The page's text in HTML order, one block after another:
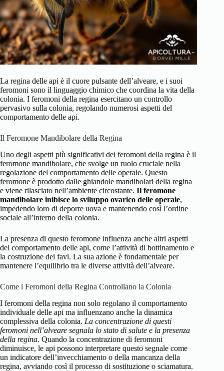
La regina delle api è il cuore pulsante dell’alveare, e i suoi
feromoni sono il linguaggio chimico che coordina la vita della
colonia. I feromoni della regina esercitano un controllo
pervasivo sulla colonia, regolando numerosi aspetti del
comportamento delle api.
Il Feromone Mandibolare della Regina
Uno degli aspetti più significativi dei feromoni della regina è il
feromone mandibolare, che svolge un ruolo cruciale nella
regolazione del comportamento delle operaie. Questo
feromone è prodotto dalle ghiandole mandibolari della regina
e viene rilasciato nell’ambiente circostante. Il feromone
mandibolare inibisce lo sviluppo ovarico delle operaie,
impedendo loro di deporre uova e mantenendo così l’ordine
sociale all’interno della colonia.
La presenza di questo feromone influenza anche altri aspetti
del comportamento delle api, come l’attività di bottinamento e
la costruzione dei favi. La sua azione è fondamentale per
mantenere l’equilibrio tra le diverse attività dell’alveare.
Come i Feromoni della Regina Controllano la Colonia
I feromoni della regina non solo regolano il comportamento
individuale delle api ma influenzano anche la dinamica
complessiva della colonia. La concentrazione di questi
feromoni nell’alveare segnala lo stato di salute e la presenza
della regina. Quando la concentrazione di feromoni
diminuisce, le api possono interpretare questo segnale come
un indicatore dell’invecchiamento o della mancanza della
regina, avviando così il processo di sostituzione o sciamatura.